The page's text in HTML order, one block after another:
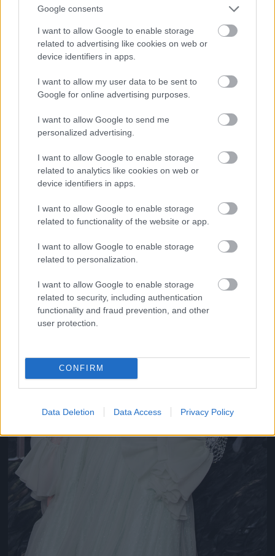
Google consents
I want to allow Google to enable storage
related to advertising like cookies on web or
device identifiers in apps.
I want to allow my user data to be sent to
Google for online advertising purposes.
I want to allow Google to send me
personalized advertising.
I want to allow Google to enable storage
related to analytics like cookies on web or
device identifiers in apps.
I want to allow Google to enable storage
related to functionality of the website or app.
I want to allow Google to enable storage
related to personalization.
I want to allow Google to enable storage
related to security, including authentication
functionality and fraud prevention, and other
user protection.
CONFIRM
Data Deletion Data Access Privacy Policy
Ez az október 9-i premier volt Londonban.
Fotó: Jeff Spicer / Getty Images Hungary